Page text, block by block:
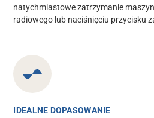
natychmiastowe zatrzymanie
radiowego lub naciśnięciu przycisku
IDEALNE DOPASOWANIE